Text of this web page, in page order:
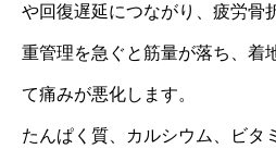
や回復遅延につながり、疲労骨
重管理を急ぐと筋量が落ち、着
て痛みが悪化します。
たんぱく質、カルシウム、ビタ